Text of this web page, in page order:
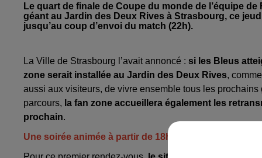
Le quart de finale de Coupe du monde de l’équipe
géant au Jardin des Deux Rives à Strasbourg, ce
jusqu’au coup d’envoi du match (22h).
La Ville de Strasbourg l’avait annoncé : si les Bleus
zone serait installée au Jardin des Deux Rives,
aussi aux visiteurs, de vivre ensemble tous les
parcours, la fan zone accueillera également les
prochain.
Une soirée animée à partir de 18h